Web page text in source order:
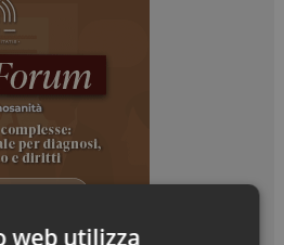
web utilizza